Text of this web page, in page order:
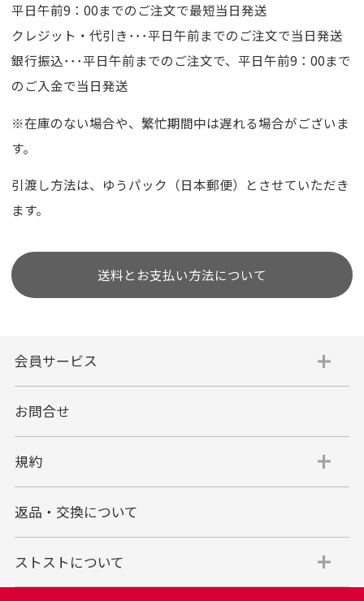
平日午前9：00までのご注文で最短当日発送
クレジット・代引き･･･平日午前までのご注文で当日発送
銀行振込･･･平日午前までのご注文で、平日午前9：00まで
のご入金で当日発送
※在庫のない場合や、繁忙期間中は遅れる場合がございま
す。
引渡し方法は、ゆうパック（日本郵便）とさせていただき
ます。
送料とお支払い方法について
会員サービス
お問合せ
規約
返品・交換について
ストストについて